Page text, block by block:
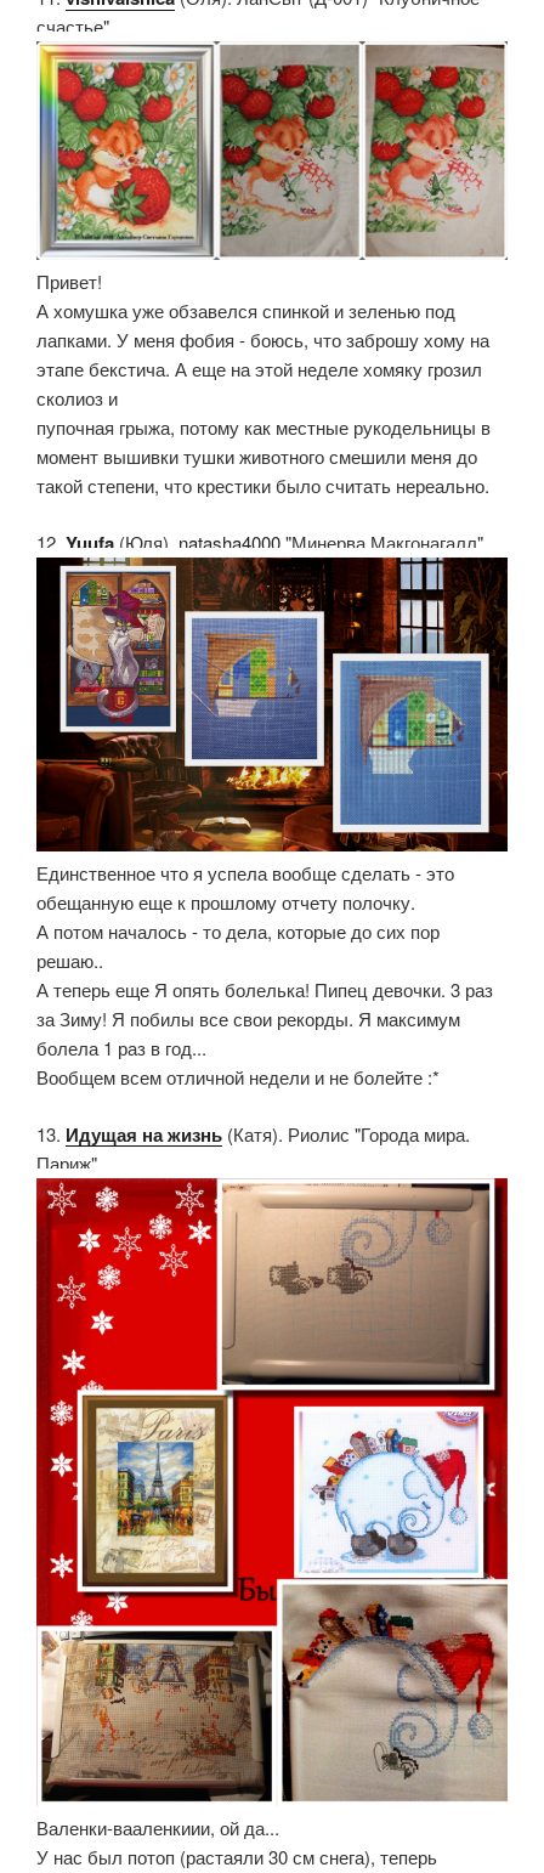
счастье"
Привет!
А хомушка уже обзавелся спинкой и зеленью под
лапками. У меня фобия - боюсь, что заброшу хому на
этапе бекстича. А еще на этой неделе хомяку грозил
сколиоз и
пупочная грыжа, потому как местные рукодельницы в
момент вышивки тушки животного смешили меня до
такой степени, что крестики было считать нереально.
12. Yuufa (Юля). natasha4000"Минерва Макгонагалл"
Единственное что я успела вообще сделать - это
обещанную еще к прошлому отчету полочку.
А потом началось - то дела, которые до сих пор
решаю..
А теперь еще Я опять болелька! Пипец девочки. 3 раз
за Зиму! Я побилы все свои рекорды. Я максимум
болела 1 раз в год...
Вообщем всем отличной недели и не болейте :*
13. Идущая на жизнь (Катя). Риолис "Города мира.
Париж"
Валенки-вааленкиии, ой да...
У нас был потоп (растаяли 30 см снега), теперь